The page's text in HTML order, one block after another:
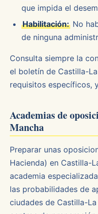
que impida el
Habilitación: No
de ninguna
Consulta siempre la
el boletín de Castilla-
requisitos específicos,
Academias de
Mancha
Preparar unas
Hacienda) en Castilla-
academia
las probabilidades de
ciudades de Castilla-